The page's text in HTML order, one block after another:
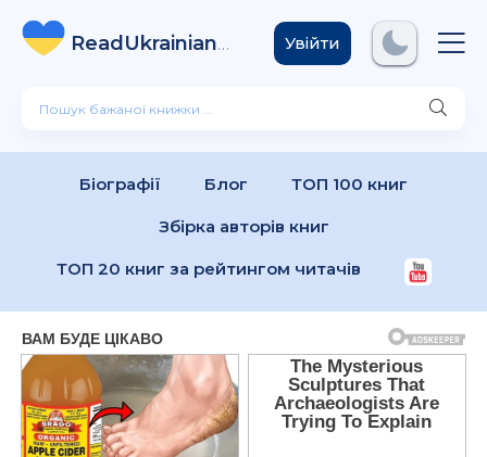
ReadUkrainian
Books .com
Увійти
Біографії Блог ТОП 100 книг
Збірка авторів книг
ТОП 20 книг за рейтингом читачів